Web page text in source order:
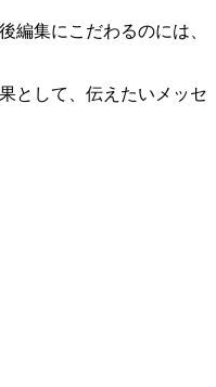
編集にこだわるのには、
として、伝えたいメッセ